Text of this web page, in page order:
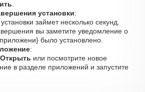
установки:
займет несколько секунд.
вы заметите уведомление о
было установлено.
:
Открыть или посмотрите новое
в разделе приложений и запустите